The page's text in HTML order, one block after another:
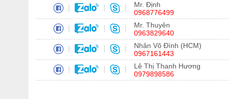
| | |
Mr. Định
0968776499
| | |
Mr. Thuyên
0963829640
| | |
Nhân Võ Đình (HCM)
0967161443
| | |
Lê Thị Thanh Hương
0979898586